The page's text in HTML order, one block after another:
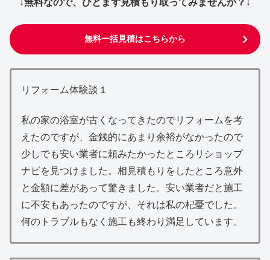
無料一括見積はこちらから
リフォーム体験談１
私の家の浴室が古くなってきたのでリフォームを考
えたのですが、金銭的にあまり余裕がなかったので
少しでも安い業者に頼みたかったところリショップ
ナビを見つけました。相見積もりをしたところ意外
と金額に差があって驚きました。安い業者だと施工
に不安もあったのですが、それは私の杞憂でした。
何のトラブルもなく施工も終わり満足しています。